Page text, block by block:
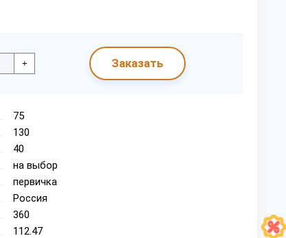
+ Заказать
75
130
40
на выбор
первичка
Россия
360
112.47